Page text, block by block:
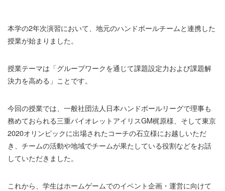
本学の2年次演習において、地元のハンドボールチームと連携した
授業が始まりました。
授業テーマは「グループワークを通じて課題設定力および課題解
決力を高める」ことです。
今回の授業では、一般社団法人日本ハンドボールリーグで理事も
務めておられる三重バイオレットアイリスGM梶原様、そして東京
2020オリンピックに出場されたコーチの石立様にお越しいただ
き、チームの活動や地域でチームが果たしている役割などをお話
していただきました。
これから、学生はホームゲームでのイベント企画・運営に向けて